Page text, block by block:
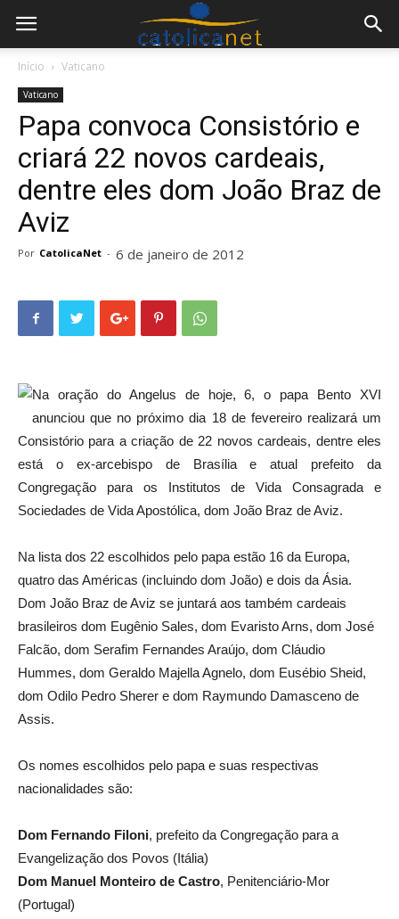
Início Vaticano
Vaticano
Papa convoca Consistório e
criará 22 novos cardeais,
dentre eles dom João Braz de
Aviz
Por CatolicaNet - 6 de janeiro de 2012
Na oração do Angelus de hoje, 6, o papa Bento XVI
anunciou que no próximo dia 18 de fevereiro realizará um
Consistório para a criação de 22 novos cardeais, dentre eles
está o ex-arcebispo de Brasília e atual prefeito da
Congregação para os Institutos de Vida Consagrada e
Sociedades de Vida Apostólica, dom João Braz de Aviz.
Na lista dos 22 escolhidos pelo papa estão 16 da Europa,
quatro das Américas (incluindo dom João) e dois da Ásia.
Dom João Braz de Aviz se juntará aos também cardeais
brasileiros dom Eugênio Sales, dom Evaristo Arns, dom José
Falcão, dom Serafim Fernandes Araújo, dom Cláudio
Hummes, dom Geraldo Majella Agnelo, dom Eusébio Sheid,
dom Odilo Pedro Sherer e dom Raymundo Damasceno de
Assis.
Os nomes escolhidos pelo papa e suas respectivas
nacionalidades são:
Dom Fernando Filoni, prefeito da Congregação para a
Evangelização dos Povos (Itália)
Dom Manuel Monteiro de Castro, Penitenciário-Mor
(Portugal)